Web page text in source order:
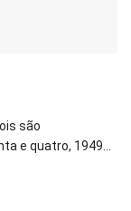
são
e quatro, 1949...